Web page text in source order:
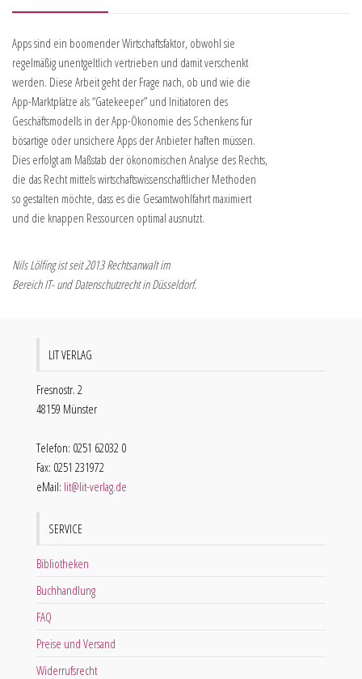
Apps sind ein boomender Wirtschaftsfaktor, obwohl sie
regelmäßig unentgeltlich vertrieben und damit verschenkt
werden. Diese Arbeit geht der Frage nach, ob und wie die
App-Marktplätze als “Gatekeeper” und Initiatoren des
Geschäftsmodells in der App-Ökonomie des Schenkens für
bösartige oder unsichere Apps der Anbieter haften müssen.
Dies erfolgt am Maßstab der ökonomischen Analyse des Rechts,
die das Recht mittels wirtschaftswissenschaftlicher Methoden
so gestalten möchte, dass es die Gesamtwohlfahrt maximiert
und die knappen Ressourcen optimal ausnutzt.
Nils Lölfing ist seit 2013 Rechtsanwalt im
Bereich IT- und Datenschutzrecht in Düsseldorf.
LIT VERLAG
Fresnostr. 2
48159 Münster
Telefon: 0251 62032 0
Fax: 0251 231972
eMail: lit@lit-verlag.de
SERVICE
Bibliotheken
Buchhandlung
FAQ
Preise und Versand
Widerrufsrecht